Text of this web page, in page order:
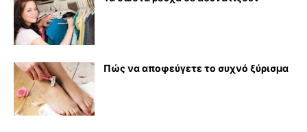
Πώς να αποφεύγετε το συχνό ξύρισμα